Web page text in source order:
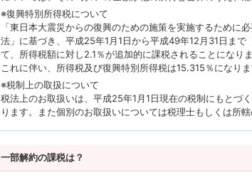
※復興特別所得税について
「東日本大震災からの復興のための施策を実施するために
法」に基づき、平成25年1月1日から平成49年12月31日まで
て、所得税額に対し2.1％が追加的に課税されることになりま
これに伴い、所得税及び復興特別所得税は15.315％になりま
※税制上の取扱について
税法上のお取扱いは、平成25年1月1日現在の税制にもとづ
ります。また個別のお取扱いについては税理士もしくは所轄
一部解約の課税は？